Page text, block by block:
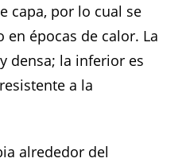
capa, por lo cual se
épocas de calor. La
densa; la inferior es
a la
alrededor del